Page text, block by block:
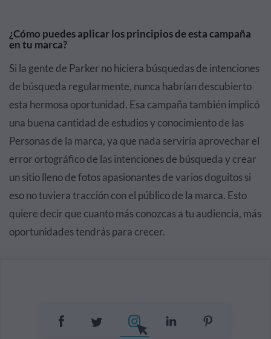
¿Cómo puedes aplicar los principios de esta campaña
en tu marca?
Si la gente de Parker no hiciera búsquedas de intenciones
de búsqueda regularmente, nunca habrían descubierto
esta hermosa oportunidad. Esa campaña también implicó
una buena cantidad de estudios y conocimiento de las
Personas de la marca, ya que nada serviría aprovechar el
error ortográfico de las intenciones de búsqueda y crear
un sitio lleno de fotos apasionantes de varios doguitos si
eso no tuviera tracción con el público de la marca. Esto
quiere decir que cuanto más conozcas a tu audiencia, más
oportunidades tendrás para crecer.